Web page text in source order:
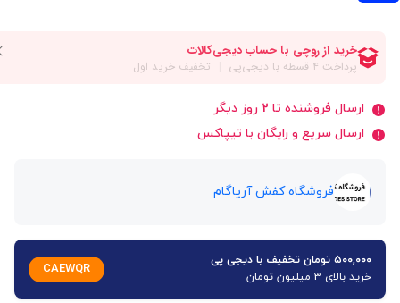
ارسال فروشنده تا 2 روز دیگر
ارسال سریع و رایگان با تیپاکس
فروشگاه کفش آریاگام
۵۰۰,۰۰۰ تومان تخفیف با دیجی پی
خرید بالای 3 میلیون تومان
CAEWQR